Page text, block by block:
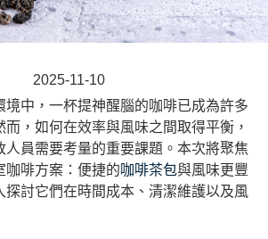
2025-11-10
境中，一杯提神醒腦的咖啡已成為許多
而，如何在效率與風味之間取得平衡，
人員需要考量的重要課題。本次將聚焦
咖啡方案：便捷的咖啡茶包與風味更豐
探討它們在時間成本、清潔維護以及風